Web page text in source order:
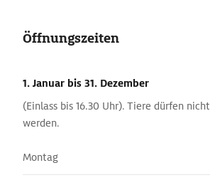
Öffnungszeiten
1. Januar bis 31. Dezember
(Einlass bis 16.30 Uhr). Tiere dürfen
werden.
Montag